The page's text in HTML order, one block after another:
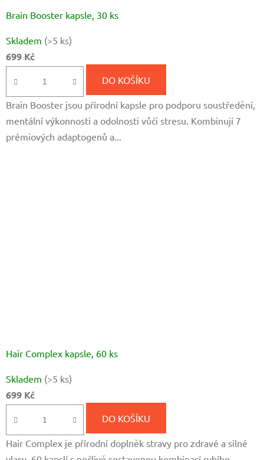
Brain Booster kapsle, 30 ks
hodnocení
produktu
5,0
z
5
hvězdiček.
Skladem (>5 ks)
699 Kč
DO KOŠÍKU
Brain Booster jsou přírodní kapsle pro podporu soustředění,
mentální výkonnosti a odolnosti vůči stresu. Kombinují 7
prémiových adaptogenů a...
Hair Complex kapsle, 60 ks
hodnocení
produktu
5,0
z
Skladem (>5 ks)
699 Kč
DO KOŠÍKU
Hair Complex je přírodní doplněk stravy pro zdravé a silné